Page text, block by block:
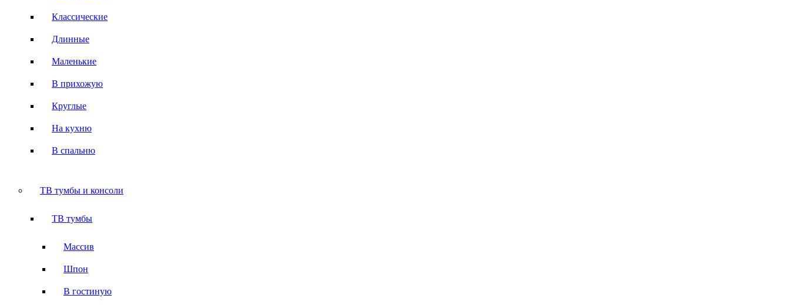
Классические
Длинные
Маленькие
В прихожую
Круглые
На кухню
В спальню
ТВ тумбы и консоли
ТВ тумбы
Массив
Шпон
В гостиную